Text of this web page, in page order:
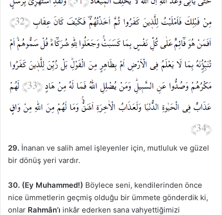
29. İnanan ve salih amel işleyenler için, mutluluk ve güzel
bir dönüş yeri vardır.
30. (Ey Muhammed!) Böylece seni, kendilerinden önce
nice ümmetlerin geçmiş olduğu bir ümmete gönderdik ki,
onlar Rahmân’ı inkâr ederken sana vahyettiğimizi